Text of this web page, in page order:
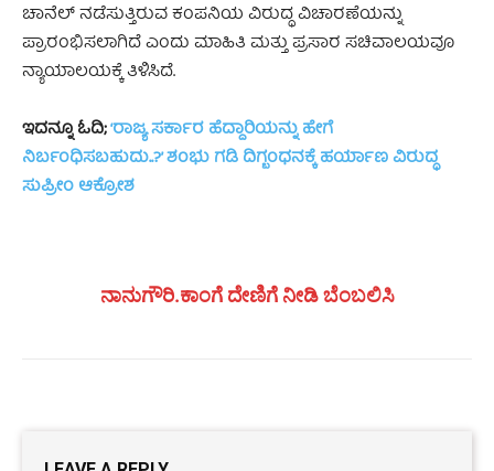
ಚಾನೆಲ್ ನಡೆಸುತ್ತಿರುವ ಕಂಪನಿಯ ವಿರುದ್ಧ ವಿಚಾರಣೆಯನ್ನು
ಪ್ರಾರಂಭಿಸಲಾಗಿದೆ ಎಂದು ಮಾಹಿತಿ ಮತ್ತು ಪ್ರಸಾರ ಸಚಿವಾಲಯವೂ
ನ್ಯಾಯಾಲಯಕ್ಕೆ ತಿಳಿಸಿದೆ.
ಇದನ್ನೂ ಓದಿ;‘ರಾಜ್ಯ ಸರ್ಕಾರ ಹೆದ್ದಾರಿಯನ್ನು ಹೇಗೆ
ನಿರ್ಬಂಧಿಸಬಹುದು..?’ ಶಂಭು ಗಡಿ ದಿಗ್ಬಂಧನಕ್ಕೆ ಹರ್ಯಾಣ ವಿರುದ್ಧ
ಸುಪ್ರೀಂ ಆಕ್ರೋಶ
ನಾನುಗೌರಿ.ಕಾಂಗೆ ದೇಣಿಗೆ ನೀಡಿ ಬೆಂಬಲಿಸಿ